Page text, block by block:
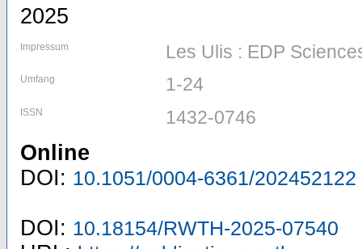
2025
Impressum Les Ulis : EDP
Umfang 1-24
ISSN 1432-0746
Online
DOI: 10.1051/0004-6361/202452122
DOI: 10.18154/RWTH-2025-07540